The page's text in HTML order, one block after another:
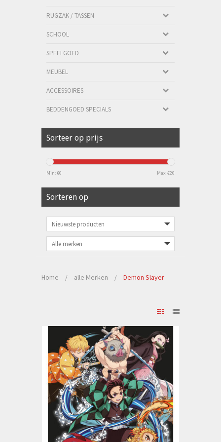
RUGZAK / TASSEN
SCHOOL
SPEELGOED
MEUBEL
ACCESSOIRES
BEDDENGOED SPECIALS
Sorteer op prijs
Min: €0 Max: €20
Sorteren op
Home / alle Merken / Demon Slayer